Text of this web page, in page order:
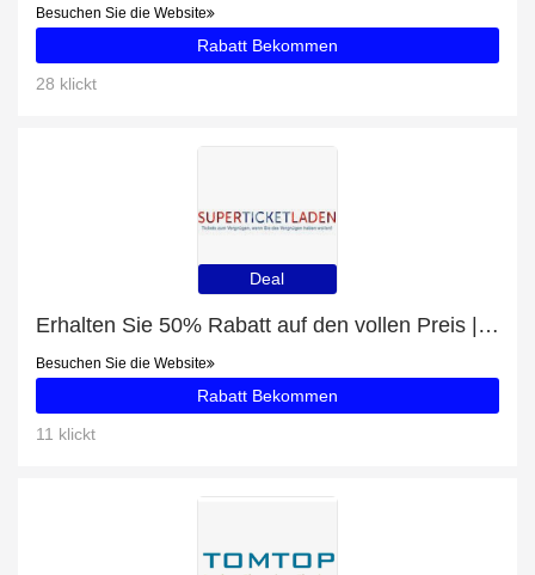
Besuchen Sie die Website
Rabatt Bekommen
28 klickt
Deal
Erhalten Sie 50% Rabatt auf den vollen Preis | 5% Rabatt auf Merrily We Roll Along tickets
Besuchen Sie die Website
Rabatt Bekommen
11 klickt